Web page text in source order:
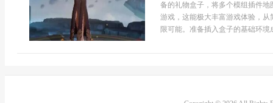
备的礼物盒子，将多个模组插件
游戏，这能极大丰富游戏体验，
限可能。准备插入盒子的基础环境